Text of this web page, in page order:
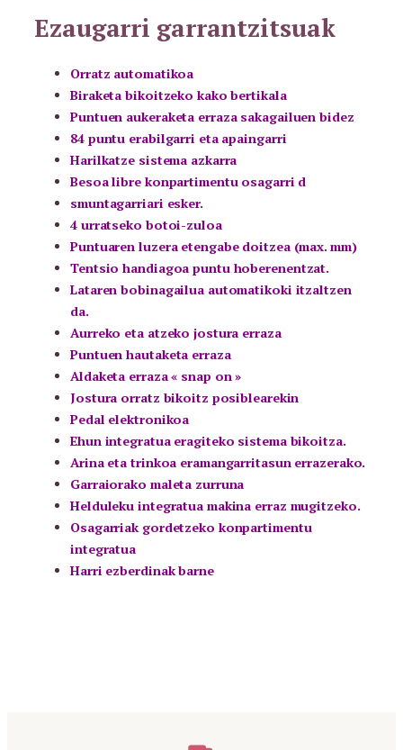
Ezaugarri garrantzitsuak
Orratz automatikoa
Biraketa bikoitzeko kako bertikala
Puntuen aukeraketa erraza sakagailuen bidez
84 puntu erabilgarri eta apaingarri
Harilkatze sistema azkarra
Besoa libre konpartimentu osagarri d
smuntagarriari esker.
4 urratseko botoi-zuloa
Puntuaren luzera etengabe doitzea (max. mm)
Tentsio handiagoa puntu hoberenentzat.
Lataren bobinagailua automatikoki itzaltzen
da.
Aurreko eta atzeko jostura erraza
Puntuen hautaketa erraza
Aldaketa erraza « snap on »
Jostura orratz bikoitz posiblearekin
Pedal elektronikoa
Ehun integratua eragiteko sistema bikoitza.
Arina eta trinkoa eramangarritasun errazerako.
Garraiorako maleta zurruna
Helduleku integratua makina erraz mugitzeko.
Osagarriak gordetzeko konpartimentu
integratua
Harri ezberdinak barne